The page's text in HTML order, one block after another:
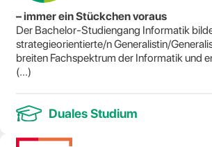
– immer ein Stückchen voraus
Der Bachelor-Studiengang Informatik
strategieorientierte/n Generalistin/
breiten Fachspektrum der Informatik und
(...)
Duales Studium